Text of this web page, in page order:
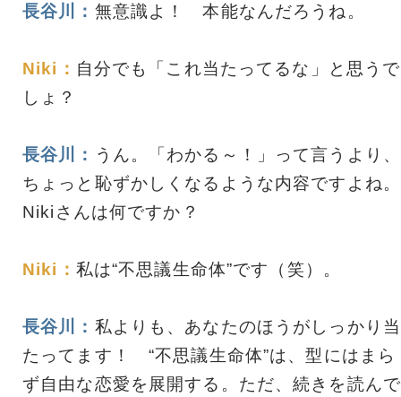
長谷川： 無意識よ！ 本能なんだろうね。
Niki： 自分でも「これ当たってるな」と思うで
しょ？
長谷川： うん。「わかる～！」って言うより、
ちょっと恥ずかしくなるような内容ですよね。
Nikiさんは何ですか？
Niki： 私は“不思議生命体”です（笑）。
長谷川： 私よりも、あなたのほうがしっかり当
たってます！ “不思議生命体”は、型にはまら
ず自由な恋愛を展開する。ただ、続きを読んで